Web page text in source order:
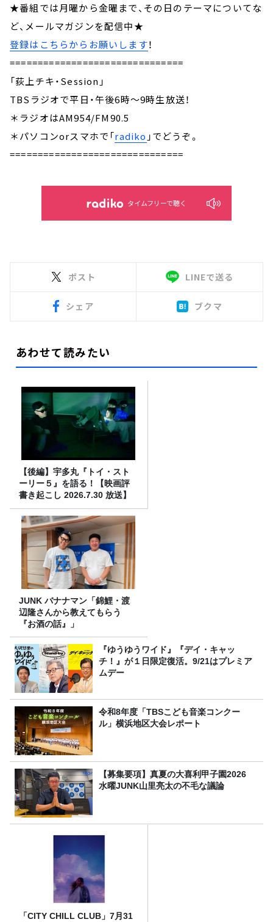
★番組では月曜から金曜まで、その日のテーマについてな
ど、メールマガジンを配信中★
登録はこちらからお願いします！
===============================
「荻上チキ・Session」
TBSラジオで平日・午後6時～9時生放送！
＊ラジオはAM954/FM90.5
＊パソコンorスマホで「radiko 」でどうぞ。
===============================
タイムフリーで聴く
ポスト LINEで送る
シェア ブクマ
あわせて読みたい
【後編】宇多丸『トイ・スト
ーリー５』を語る！【映画評
書き起こし 2026.7.30 放送】
JUNK バナナマン「錦鯉・渡
辺隆さんから教えてもらう
『お酒の話』」
『ゆうゆうワイド』『デイ・キャッ
チ！』が１日限定復活。9/21はプレミア
ムデー
令和8年度「TBSこども音楽コンクー
ル」横浜地区大会レポート
【募集要項】真夏の大喜利甲子園2026
水曜JUNK山里亮太の不毛な議論
「CITY CHILL CLUB」7月31